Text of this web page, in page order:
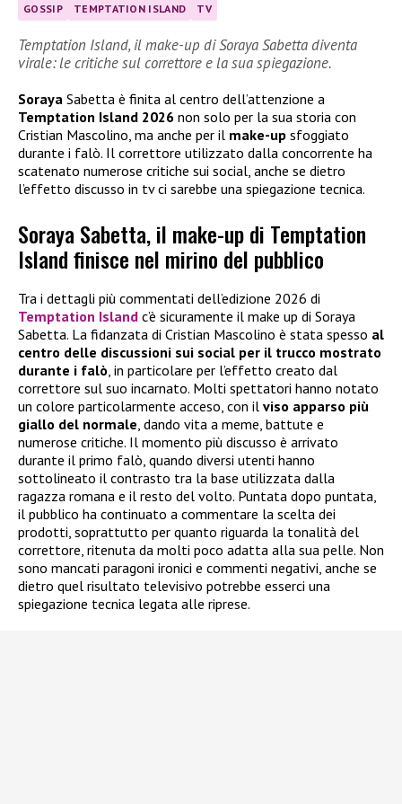
GOSSIP TEMPTATION ISLAND TV
Temptation Island, il make-up di Soraya Sabetta diventa
virale: le critiche sul correttore e la sua spiegazione.
Soraya Sabetta è finita al centro dell’attenzione a
Temptation Island 2026 non solo per la sua storia con
Cristian Mascolino, ma anche per il make-up sfoggiato
durante i falò. Il correttore utilizzato dalla concorrente ha
scatenato numerose critiche sui social, anche se dietro
l’effetto discusso in tv ci sarebbe una spiegazione tecnica.
Soraya Sabetta, il make-up di Temptation
Island finisce nel mirino del pubblico
Tra i dettagli più commentati dell’edizione 2026 di
Temptation Island c’è sicuramente il make up di Soraya
Sabetta. La fidanzata di Cristian Mascolino è stata spesso al
centro delle discussioni sui social per il trucco mostrato
durante i falò , in particolare per l’effetto creato dal
correttore sul suo incarnato. Molti spettatori hanno notato
un colore particolarmente acceso, con il viso apparso più
giallo del normale , dando vita a meme, battute e
numerose critiche. Il momento più discusso è arrivato
durante il primo falò, quando diversi utenti hanno
sottolineato il contrasto tra la base utilizzata dalla
ragazza romana e il resto del volto. Puntata dopo puntata,
il pubblico ha continuato a commentare la scelta dei
prodotti, soprattutto per quanto riguarda la tonalità del
correttore, ritenuta da molti poco adatta alla sua pelle. Non
sono mancati paragoni ironici e commenti negativi, anche se
dietro quel risultato televisivo potrebbe esserci una
spiegazione tecnica legata alle riprese.